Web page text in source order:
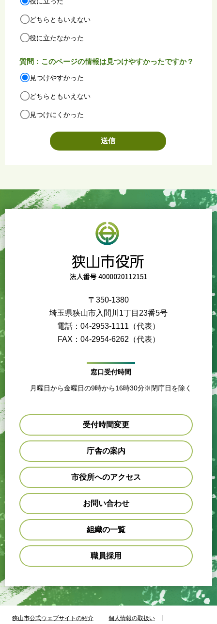
どちらともいえない
役に立たなかった
質問：このページの情報は見つけやすかったですか？
見つけやすかった
どちらともいえない
見つけにくかった
〒350-1380
埼玉県狭山市入間川1丁目23番5号
電話：04-2953-1111（代表）
FAX：04-2954-6262（代表）
窓口受付時間
月曜日から金曜日の9時から16時30分※閉庁日を除く
受付時間変更
庁舎の案内
市役所へのアクセス
お問い合わせ
組織の一覧
職員採用
狭山市公式ウェブサイトの紹介 個人情報の取扱い